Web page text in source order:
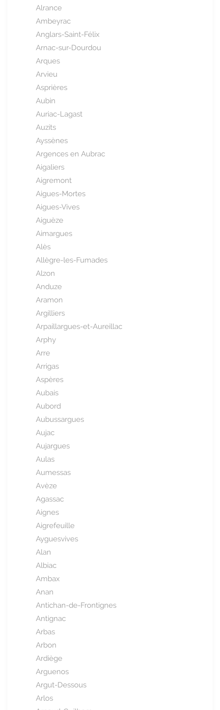
Alrance
Ambeyrac
Anglars-Saint-Félix
Arnac-sur-Dourdou
Arques
Arvieu
Asprières
Aubin
Auriac-Lagast
Auzits
Ayssènes
Argences en Aubrac
Aigaliers
Aigremont
Aigues-Mortes
Aigues-Vives
Aiguèze
Aimargues
Alès
Allègre-les-Fumades
Alzon
Anduze
Aramon
Argilliers
Arpaillargues-et-Aureillac
Arphy
Arre
Arrigas
Aspères
Aubais
Aubord
Aubussargues
Aujac
Aujargues
Aulas
Aumessas
Avèze
Agassac
Aignes
Aigrefeuille
Ayguesvives
Alan
Albiac
Ambax
Anan
Antichan-de-Frontignes
Antignac
Arbas
Arbon
Ardiège
Arguenos
Argut-Dessous
Arlos